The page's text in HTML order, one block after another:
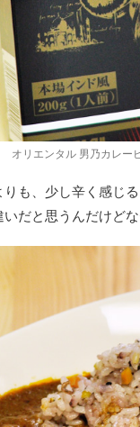
オリエンタル 男乃カレー
も、少し辛く感じ
だと思うんだけど